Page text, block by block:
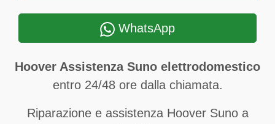
WhatsApp
Hoover Assistenza Suno elettrodomestico
entro 24/48 ore dalla chiamata.
Riparazione e assistenza Hoover Suno a